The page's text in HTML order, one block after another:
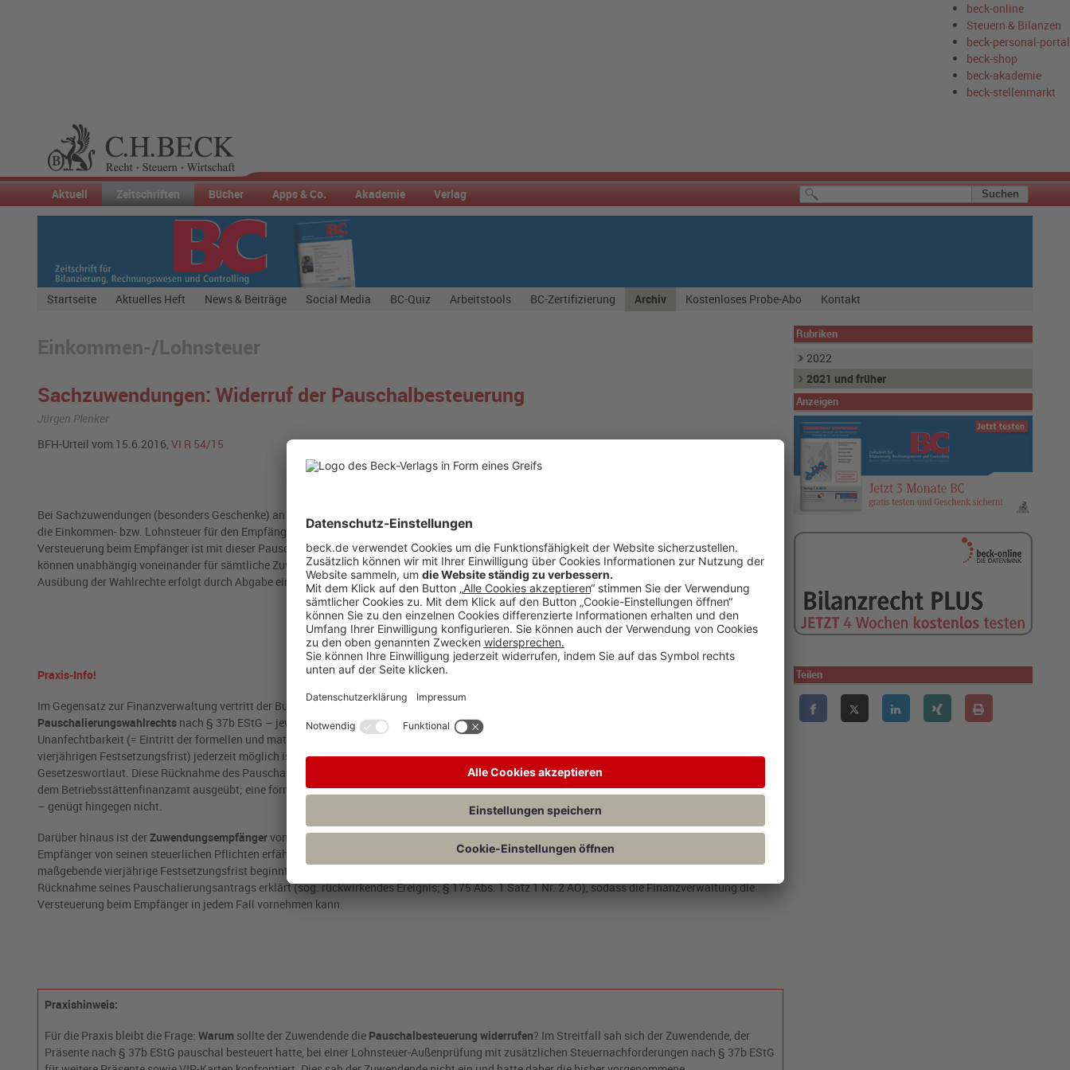
beck-online
Steuern & Bilanzen
beck-personal-portal
beck-shop
beck-akademie
beck-stellenmarkt
Aktuell Zeitschriften Bücher Apps & Co. Akademie Verlag
Startseite Aktuelles Heft News & Beiträge Social Media BC-Quiz Arbeitstools BC-Zertifizierung Archiv Kostenloses Probe-Abo Kontakt
Einkommen-/Lohnsteuer
Sachzuwendungen: Widerruf der Pauschalbesteuerung
Jürgen Plenker
BFH-Urteil vom 15.6.2016, VI R 54/15
Bei Sachzuwendungen (besonders Geschenke) an Dritte (§ 37b Abs. 1 EStG) und an eigene
die Einkommen- bzw. Lohnsteuer für den Empfänger pauschal mit 30% zuzüglich Solidaritätszuschlag und Kirchensteuer übernehmen; die
Versteuerung beim Empfänger ist mit dieser Pauschalierung abgegolten. DiePauschalierungswahlrechtenach § 37b Abs. 1 EStG und Abs. 2 EStG
können unabhängig voneinander für sämtliche Zuwendungen an Dritte einerseits und eigene Arbeitnehmer andererseits ausgeübt werden. Diese
Ausübung der Wahlrechte erfolgt durch Abgabe einer entsprechenden Lohnsteuer-Anmeldung (vgl. Zeile 19 des amtlichen Vordrucks).
Praxis-Info!
Im Gegensatz zur Finanzverwaltung vertritt der Bundesfinanzhof in einem nunmehr veröffentlichten Urteil die Auffassung, dass eine
Pauschalierungswahlrechts nach § 37b EStG – jeweils gesondert für den Pauschalierungskreis nach § 37b Abs. 1 und Abs. 2 EStG – bis zur
Unanfechtbarkeit (= Eintritt der formellen und materiellen Bestandskraft z.B. durch Aufhebung des Vorbehalts der Nachprüfung oder Ablauf der
vierjährigen Festsetzungsfrist) jederzeit möglich ist. Ein bindender Charakter der Wahlrechtsausübung ergibt sich nämlich nicht aus dem
Gesetzeswortlaut. Diese Rücknahme des Pauschalierungswahlrechts wird aber nur durchAbgabe einer geänderten Lohnsteuer-Anmeldung
dem Betriebsstättenfinanzamt ausgeübt; eine formlose Erklärung des Zuwendenden – gegenüber der Finanzverwaltung oder auch dem Finanzgericht
– genügt hingegen nicht.
Darüber hinaus ist derZuwendungsempfängervom Zuwendenden von der Rücknahme des Pauschalierungsantrags zuunterrichten,damit der
Empfänger von seinen steuerlichen Pflichten erfährt (Erfassung der Einkünfte im Jahr der Zuwendung) und diesen nachkommen kann. Die steuerlich
maßgebende vierjährige Festsetzungsfrist beginnt beim Zuwendungsempfänger erst mit Ablauf des Kalenderjahres, in dem der Zuwendende die
Rücknahme seines Pauschalierungsantrags erklärt (sog. rückwirkendes Ereignis; § 175 Abs. 1 Satz 1 Nr. 2 AO), sodass die Finanzverwaltung die
Versteuerung beim Empfänger in jedem Fall vornehmen kann.
Praxishinweis:
Für die Praxis bleibt die Frage: Warum sollte der Zuwendende die Pauschalbesteuerung widerrufen? Im Streitfall sah sich der Zuwendende, der
Präsente nach § 37b EStG pauschal besteuert hatte, bei einer Lohnsteuer-Außenprüfung mit zusätzlichen Steuernachforderungen nach § 37b EStG
Rubriken
2022
2021 und früher
Anzeigen
Teilen